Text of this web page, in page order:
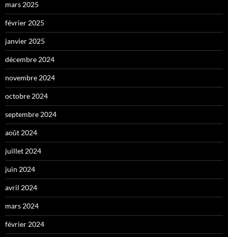
mars 2025
février 2025
janvier 2025
décembre 2024
novembre 2024
octobre 2024
septembre 2024
août 2024
juillet 2024
juin 2024
avril 2024
mars 2024
février 2024